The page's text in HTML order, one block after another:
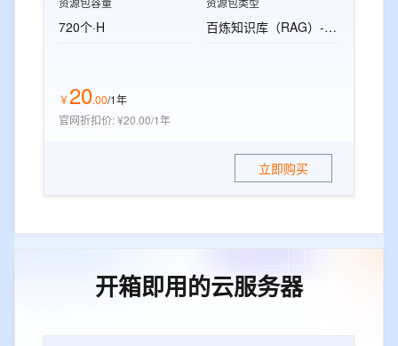
720个·H 百炼知识库（RAG）-标准版资源包
￥20.00/1年
官网折扣价:¥20.00/1年
立即购买
开箱即用的云服务器